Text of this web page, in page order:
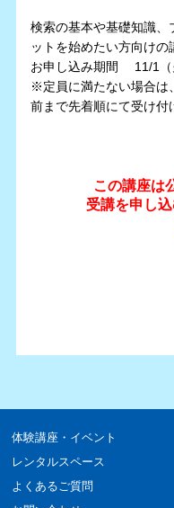
検索の基本や基礎知識、
ットを始めたい方向けの
お申し込み期間 11/1（
※定員に満たない場合は
前まで先着順にて受け付
体験講座・イベント
レンタルスペース
よくあるご質問